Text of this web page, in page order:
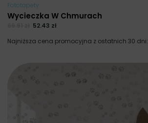
Fototapety
Wycieczka W Chmurach
52.43 zł
Najniższa cena promocyjna z ostatnich 30 dni: